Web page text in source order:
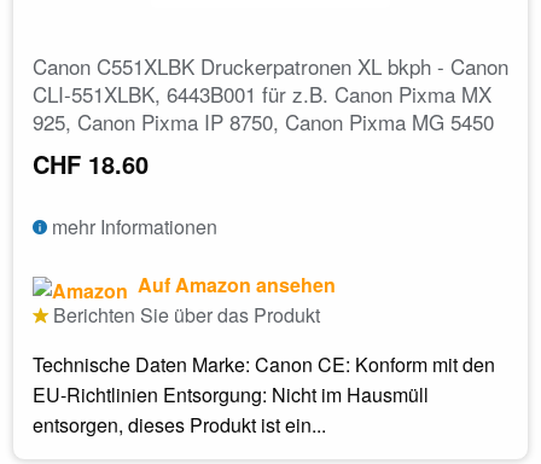
Canon C551XLBK Druckerpatronen XL bkph - Canon
CLI-551XLBK, 6443B001 für z.B. Canon Pixma MX
925, Canon Pixma IP 8750, Canon Pixma MG 5450
CHF 18.60
mehr Informationen
Auf Amazon ansehen
Berichten Sie über das Produkt
Technische Daten Marke: Canon CE: Konform mit den
EU-Richtlinien Entsorgung: Nicht im Hausmüll
entsorgen, dieses Produkt ist ein...